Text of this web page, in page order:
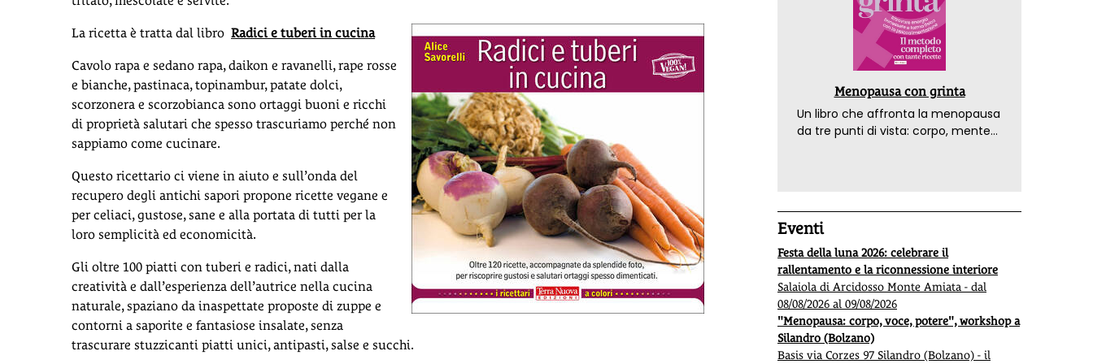
La ricetta è tratta dal libro Radici e tuberi in cucina
Cavolo rapa e sedano rapa, daikon e ravanelli, rape rosse
e bianche, pastinaca, topinambur, patate dolci,
scorzonera e scorzobianca sono ortaggi buoni e ricchi
di proprietà salutari che spesso trascuriamo perché non
sappiamo come cucinare.
Questo ricettario ci viene in aiuto e sull’onda del
recupero degli antichi sapori propone ricette vegane e
per celiaci, gustose, sane e alla portata di tutti per la
loro semplicità ed economicità.
Gli oltre 100 piatti con tuberi e radici, nati dalla
creatività e dall’esperienza dell’autrice nella cucina
naturale, spaziano da inaspettate proposte di zuppe e
contorni a saporite e fantasiose insalate, senza
trascurare stuzzicanti piatti unici, antipasti, salse e succhi.
Menopausa con grinta
Un libro che affronta la menopausa
da tre punti di vista: corpo, mente
Eventi
Festa della luna 2026: celebrare il
rallentamento e la riconnessione interiore
Salaiola di Arcidosso Monte Amiata - dal
08/08/2026 al 09/08/2026
"Menopausa: corpo, voce, potere", workshop a
Silandro (Bolzano)
Basis via Corzes 97 Silandro (Bolzano) - il